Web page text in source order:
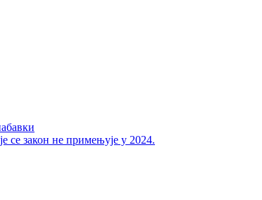
се закон не примењује у 2024.